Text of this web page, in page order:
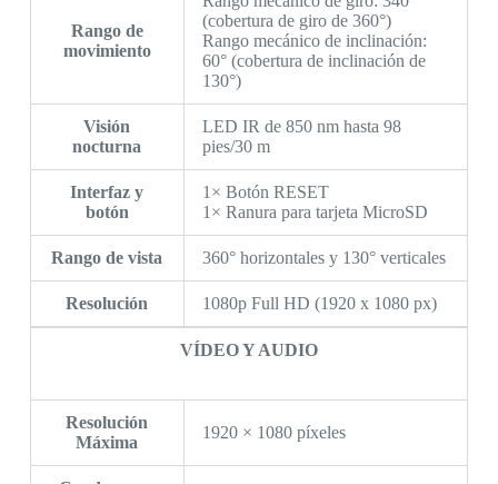
Rango de
movimiento
(cobertura de giro de 360°)
Rango mecánico de inclinación:
60° (cobertura de inclinación de
130°)
Visión
nocturna
LED IR de 850 nm hasta 98
pies/30 m
Interfaz y
botón
1× Botón RESET
1× Ranura para tarjeta MicroSD
Rango de vista 360° horizontales y 130° verticales
Resolución 1080p Full HD (1920 x 1080 px)
VÍDEO Y AUDIO
Resolución
Máxima
1920 × 1080 píxeles